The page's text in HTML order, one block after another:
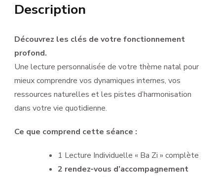
coaching
Description
Découvrez les clés de votre fonctionnement
profond.
Une lecture personnalisée de votre thème natal pour
mieux comprendre vos dynamiques internes, vos
ressources naturelles et les pistes d’harmonisation
dans votre vie quotidienne.
Ce que comprend cette séance :
1 Lecture Individuelle « Ba Zi » complète
2 rendez-vous d’accompagnement